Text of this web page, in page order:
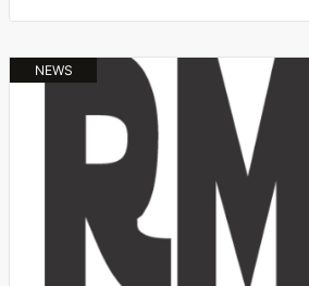
NEWS